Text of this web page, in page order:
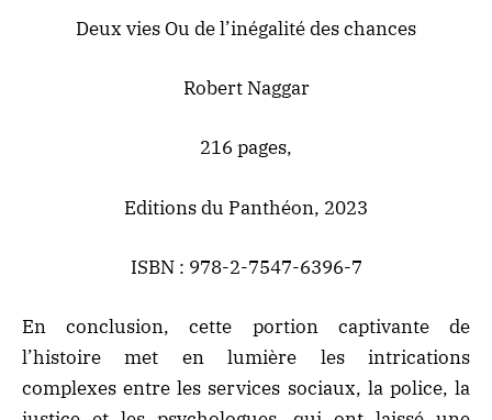
Deux vies Ou de l’inégalité des chances
Robert Naggar
216 pages,
Editions du Panthéon, 2023
ISBN : 978-2-7547-6396-7
En conclusion, cette portion captivante de
l’histoire met en lumière les intrications
complexes entre les services sociaux, la police, la